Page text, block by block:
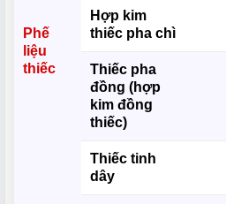
Phế
liệu
thiếc
Hợp kim
thiếc pha chì
Thiếc pha
đồng (hợp
kim đồng
thiếc)
Thiếc tinh
dây